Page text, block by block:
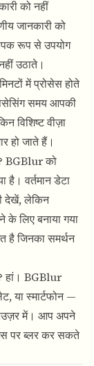
को नहीं
जानकारी को
रूप से उपयोग
उठाते।
में प्रोसेस होते
समय आपकी
विशिष्ट वीज़ा
हो जाते हैं।
BGBlur को
है। वर्तमान डेटा
देखें, लेकिन
के लिए बनाया गया
है जिनका समर्थन
हां। BGBlur
या स्मार्टफोन —
में। आप अपने
पर ब्लर कर सकते